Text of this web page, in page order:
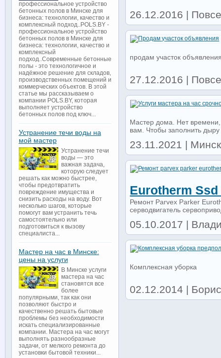
26.12.2016 |
продам участок
27.12.2016 |
Мастер дома. Нет времени,
вам. Чтобы заполнить дыру
23.11.2021 | Минск
Eurotherm
Ремонт Parvex Parker
серводвигатель
05.10.2017 |
Комплексная уборка
02.12.2014 |
профессиональное устройство
бетонных полов в Минске для
бизнеса: технологии, качество и
комплексный подход..POLS.BY -
профессиональное устройство
бетонных полов в Минске для
бизнеса: технологии, качество и
комплексный
подход..Современные бетонные
полы - это технологичное и
надёжное решение для складов,
производственных помещений и
коммерческих объектов. В этой
статье мы рассказываем о
компании POLS.BY, которая
выполняет устройство
бетонных полов под ключ...
Устранение течи воды на
мой мастер
Устранение течи
воды — это
важная задача,
которую следует
решать как можно быстрее,
чтобы предотвратить
повреждение имущества и
снизить расходы на воду. Вот
несколько шагов, которые
помогут вам устранить течь
самостоятельно или
подготовиться к вызову
специалиста...
Мастер на час в Минске:
цены на услуги
В Минске услуги
мастера на час
становятся все
более
популярными, так как они
позволяют быстро и
качественно решать бытовые
проблемы без необходимости
искать специализированные
компании. Мастера на час могут
выполнять разнообразные
задачи, от мелкого ремонта до
установки бытовой техники...